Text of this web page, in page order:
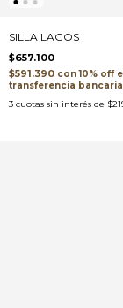
SILLA LAGOS
$657.100
$591.390 con
transferencia bancaria
3 cuotas sin interés de